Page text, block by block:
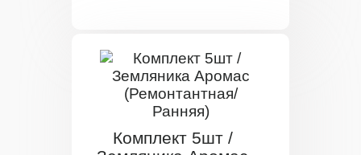
Комплект 5шт /